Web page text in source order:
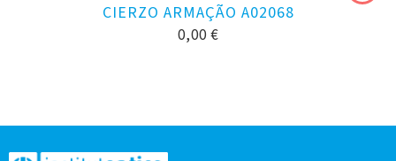
CIERZO ARMAÇÃO A02068
0,00 €